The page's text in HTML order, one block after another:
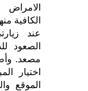
الكافية
عند
الصعود
مصعد.
اختيار
الموقع